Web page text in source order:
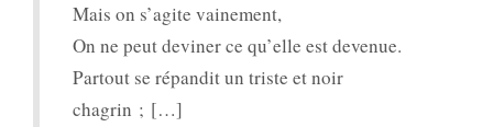
Mais on s’agite vainement,
On ne peut deviner ce qu’elle est devenue.
Partout se répandit un triste et noir
chagrin ; […]